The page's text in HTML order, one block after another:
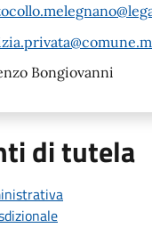
Bongiovanni
di tutela